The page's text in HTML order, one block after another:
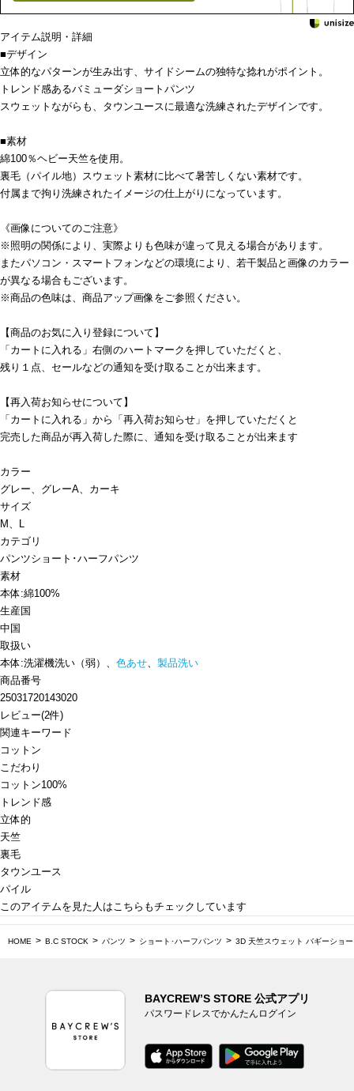
アイテム説明・詳細
■デザイン
立体的なパターンが生み出す、サイドシームの独特な捻れがポイント。
トレンド感あるバミューダショートパンツ
スウェットながらも、タウンユースに最適な洗練されたデザインです。
■素材
綿100％ヘビー天竺を使用。
裏毛（パイル地）スウェット素材に比べて暑苦しくない素材です。
付属まで拘り洗練されたイメージの仕上がりになっています。
《画像についてのご注意》
※照明の関係により、実際よりも色味が違って見える場合があります。
またパソコン・スマートフォンなどの環境により、若干製品と画像のカラー
が異なる場合もございます。
※商品の色味は、商品アップ画像をご参照ください。
【商品のお気に入り登録について】
「カートに入れる」右側のハートマークを押していただくと、
残り１点、セールなどの通知を受け取ることが出来ます。
【再入荷お知らせについて】
「カートに入れる」から「再入荷お知らせ」を押していただくと
完売した商品が再入荷した際に、通知を受け取ることが出来ます
カラー
グレー、グレーA、カーキ
サイズ
M、L
カテゴリ
パンツショート･ハーフパンツ
素材
本体:綿100%
生産国
中国
取扱い
本体:洗濯機洗い（弱）、 色あせ、 製品洗い
商品番号
25031720143020
レビュー(2件)
関連キーワード
コットン
こだわり
コットン100%
トレンド感
立体的
天竺
裏毛
タウンユース
パイル
このアイテムを見た人はこちらもチェックしています
HOME B.C STOCK パンツ ショート･ハーフパンツ 3D 天竺スウェット バギーショ
BAYCREW’S STORE 公式アプリ
パスワードレスでかんたんログイン